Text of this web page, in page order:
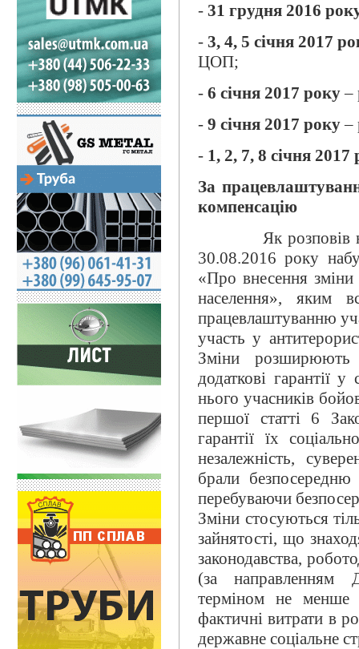
- 31 грудня 2016
- 3, 4, 5 січня 2017
ЦОП;
- 6 січня 2017 року–
- 9 січня 2017 року–
- 1, 2, 7, 8 січня 2017
За
компенсацію
Як розповів
30.08.2016 року
«Про внесення зміни
населення», яким
працевлаштуванню
участь у
Зміни розширюють
додаткові гарантії
нього учасників
першої статті 6
гарантії їх
незалежність,
брали безпосередню
перебуваючи
Зміни стосуються
зайнятості, що
законодавства,
(за направленням
терміном не
фактичні витрати в
державне соціальне